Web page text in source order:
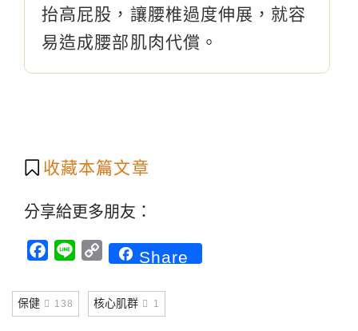
抬高屁股，讓腰椎過度伸展，就容
易造成腰部肌肉代償。
收藏本篇文章
分享給更多朋友：
Facebook
Line CopyShare
保健 138 核心肌群 1